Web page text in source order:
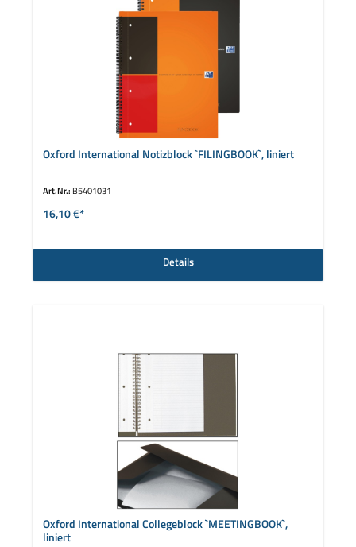
Oxford International Notizblock `FILINGBOOK`, liniert
Art.Nr.: B5401031
16,10 €*
Details
Oxford International Collegeblock `MEETINGBOOK`,
liniert